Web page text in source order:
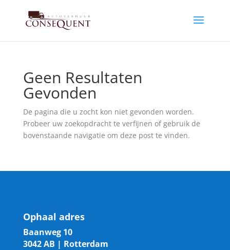
Geen Resultaten
Gevonden
De pagina die u zocht kon niet gevonden worden.
Probeer uw zoekopdracht te verfijnen of gebruik de
bovenstaande navigatie om deze post te vinden.
Ophaal adres
Baanweg 10
3042 AB | Rotterdam